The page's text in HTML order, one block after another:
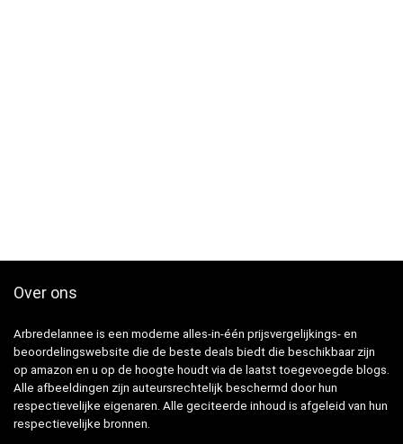
Over ons
Arbredelannee is een moderne alles-in-één prijsvergelijkings- en
beoordelingswebsite die de beste deals biedt die beschikbaar zijn
op amazon en u op de hoogte houdt via de laatst toegevoegde blogs.
Alle afbeeldingen zijn auteursrechtelijk beschermd door hun
respectievelijke eigenaren. Alle geciteerde inhoud is afgeleid van hun
respectievelijke bronnen.